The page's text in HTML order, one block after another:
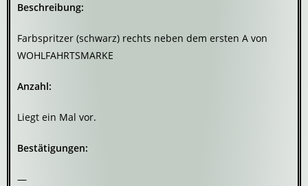
Beschreibung:
Farbspritzer (schwarz) rechts neben dem ersten A von
WOHLFAHRTSMARKE
Anzahl:
Liegt ein Mal vor.
Bestätigungen:
—